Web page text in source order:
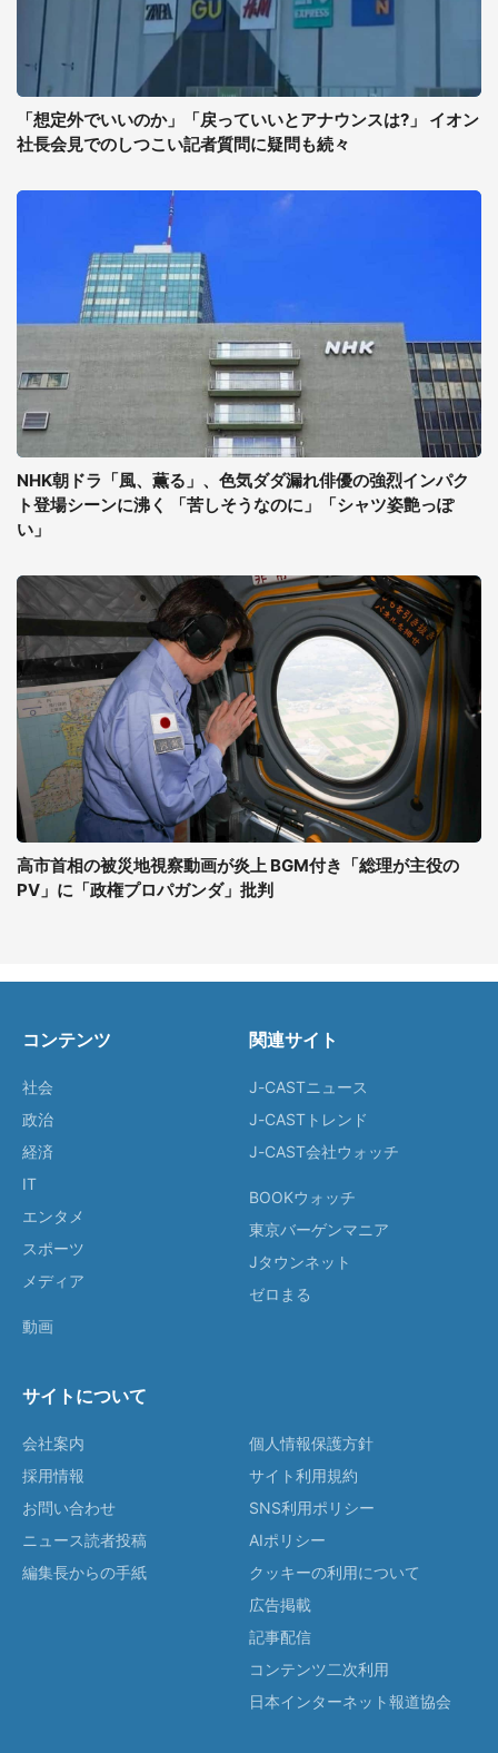
「想定外でいいのか」「戻っていいとアナウンスは?」 イオン
社長会見でのしつこい記者質問に疑問も続々
NHK朝ドラ「風、薫る」、色気ダダ漏れ俳優の強烈インパク
ト登場シーンに沸く 「苦しそうなのに」「シャツ姿艶っぽ
い」
高市首相の被災地視察動画が炎上 BGM付き「総理が主役の
PV」に「政権プロパガンダ」批判
コンテンツ
社会
政治
経済
IT
エンタメ
スポーツ
メディア
動画
関連サイト
J-CASTニュース
J-CASTトレンド
J-CAST会社ウォッチ
BOOKウォッチ
東京バーゲンマニア
Jタウンネット
ゼロまる
サイトについて
会社案内
採用情報
お問い合わせ
ニュース読者投稿
編集長からの手紙
個人情報保護方針
サイト利用規約
SNS利用ポリシー
AIポリシー
クッキーの利用について
広告掲載
記事配信
コンテンツ二次利用
日本インターネット報道協会